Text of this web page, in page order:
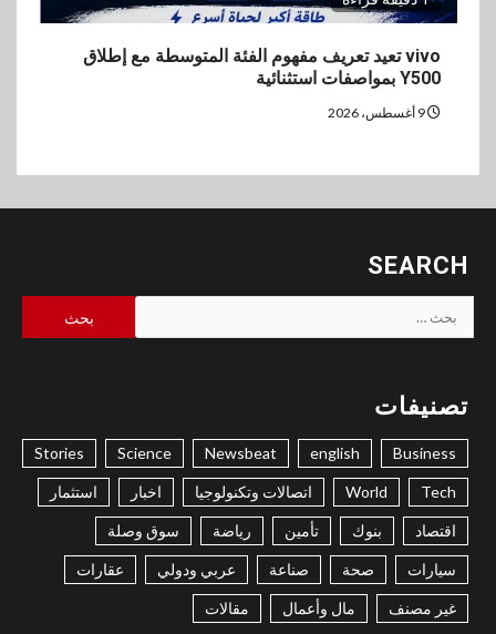
vivo تعيد تعريف مفهوم الفئة المتوسطة مع إطلاق
Y500 بمواصفات استثنائية
SEARCH
البحث
عن:
تصنيفات
Business
english
Newsbeat
Science
Stories
Tech
World اتصالات وتكنولوجيا اخبار استثمار
اقتصاد بنوك تأمين رياضة سوق وصلة
سيارات صحة صناعة عربي ودولي عقارات
غير مصنف مال وأعمال مقالات